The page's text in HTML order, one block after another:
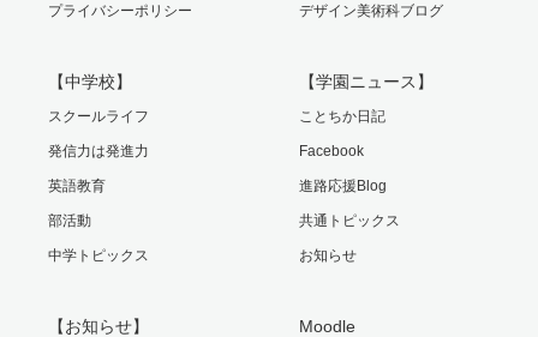
プライバシーポリシー デザイン美術科ブログ
【中学校】
スクールライフ
発信力は発進力
英語教育
部活動
中学トピックス
【学園ニュース】
ことちか日記
Facebook
進路応援Blog
共通トピックス
お知らせ
【お知らせ】 Moodle